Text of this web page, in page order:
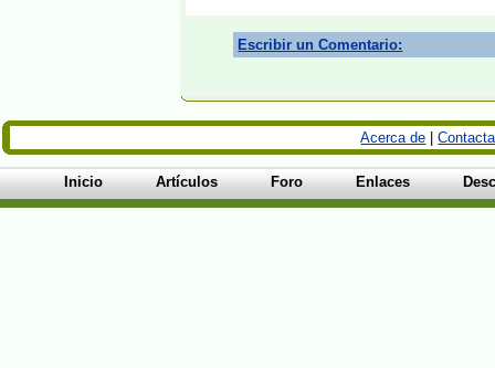
Escribir un Comentario:
Acerca de |
Inicio Artículos Foro Enlaces